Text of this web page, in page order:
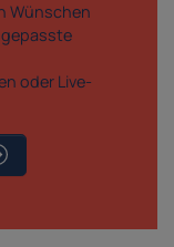
Wünschen
oder Live-